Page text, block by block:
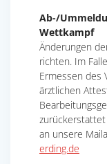
Ab-/
Wettkampf
Änderungen
richten. Im
Ermessen des
ärztlichen
an unsere
erding.de